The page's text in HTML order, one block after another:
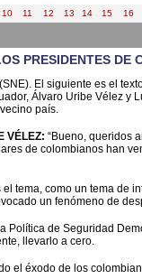
10 11 12 13 14 15 16
PRESIDENTES DE
El siguiente es el
Álvaro Uribe Vélez y
país.
VÉLEZ: “Bueno, queridos
de colombianos han
tema, como un tema de
un fenómeno de
Política de Seguridad
llevarlo a cero.
el éxodo de los